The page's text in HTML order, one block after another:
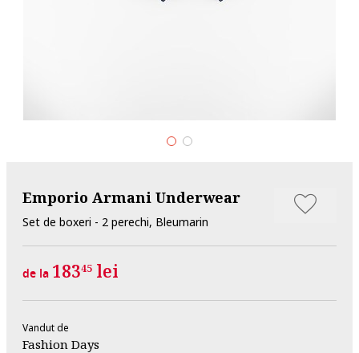
Emporio Armani Underwear
Set de boxeri - 2 perechi, Bleumarin
de la 18345 lei
Vandut de
Fashion Days